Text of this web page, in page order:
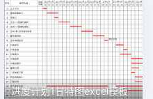
进度计划1甘特图excel模板